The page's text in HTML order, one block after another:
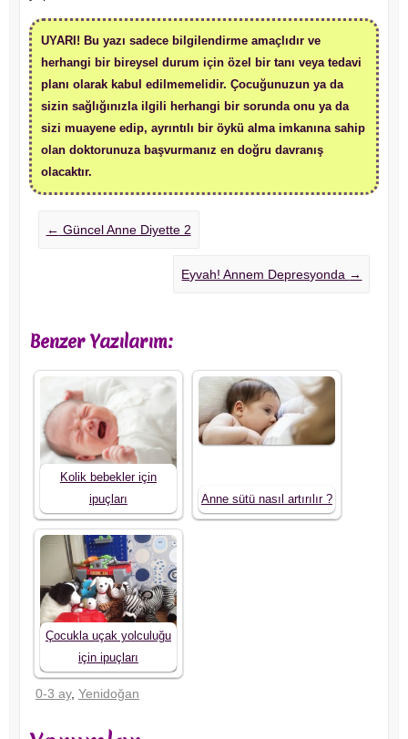
UYARI! Bu yazı sadece bilgilendirme amaçlıdır ve
herhangi bir bireysel durum için özel bir tanı veya tedavi
planı olarak kabul edilmemelidir. Çocuğunuzun ya da
sizin sağlığınızla ilgili herhangi bir sorunda onu ya da
sizi muayene edip, ayrıntılı bir öykü alma imkanına sahip
olan doktorunuza başvurmanız en doğru davranış
olacaktır.
← Güncel Anne Diyette 2
Eyvah! Annem Depresyonda →
Benzer Yazılarım:
Kolik bebekler için
ipuçları
Anne sütü nasıl artırılır ?
Çocukla uçak yolculuğu
için ipuçları
0-3 ay, Yenidoğan